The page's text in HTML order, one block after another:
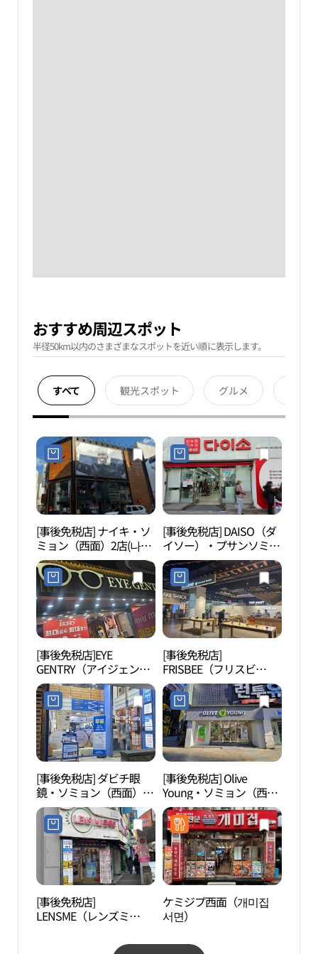
おすすめ周辺スポット
半径50km以内のさまざまなスポットを近い順に表示します。
すべて 観光スポット グルメ
[事後免税店] ナイキ・ソ
ミョン（西面）2店(나이
키 서면2점)
[事後免税店] DAISO（ダ
イソー）・プサンソミョ
ン（釜山西面）2号店(다
이소 부산서면2호점)
[事後免税店]EYE
GENTRY（アイジェント
リー）・プサンソミョン
（釜山西面）店(아이젠
트리 부산서면점)
[事後免税店]
FRISBEE（フリスビ
ー）・ソミョン（西面）
店(프리스비 서면점)
[事後免税店] ダビチ眼
鏡・ソミョン（西面）店
(다비치안경 서면점)
[事後免税店] Olive
Young・ソミョン（西
面）1番街店(올리브영 서
면1번가점)
[事後免税店]
LENSME（レンズミ
（釜山西面）店(렌즈미
ケミジプ西面（개미집
서면）